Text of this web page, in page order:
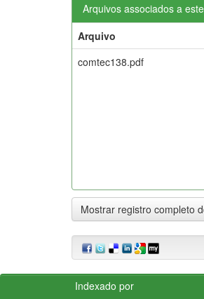
Arquivos associados a
Arquivo
comtec138.pdf
Mostrar registro completo
Indexado por